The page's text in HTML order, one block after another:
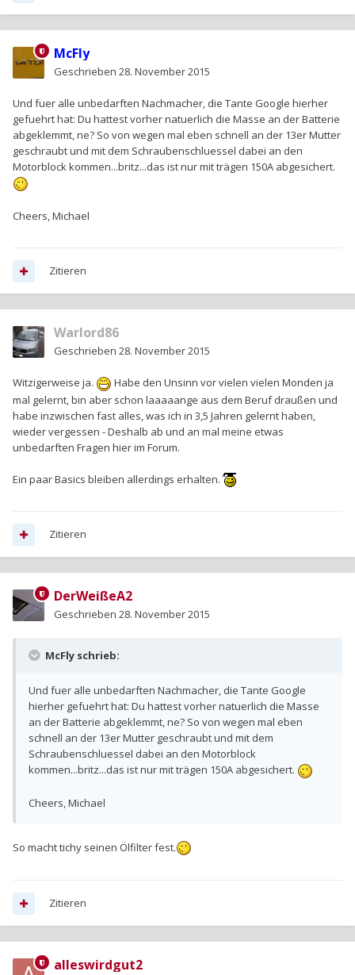
McFly
Geschrieben 28. November 2015
Und fuer alle unbedarften Nachmacher, die Tante Google hierher
gefuehrt hat: Du hattest vorher natuerlich die Masse an der Batterie
abgeklemmt, ne? So von wegen mal eben schnell an der 13er Mutter
geschraubt und mit dem Schraubenschluessel dabei an den
Motorblock kommen...britz...das ist nur mit trägen 150A abgesichert.
Cheers, Michael
Zitieren
Warlord86
Geschrieben 28. November 2015
Witzigerweise ja.
Habe den Unsinn vor vielen vielen Monden ja
mal gelernt, bin aber schon laaaaange aus dem Beruf draußen und
habe inzwischen fast alles, was ich in 3,5 Jahren gelernt haben,
wieder vergessen - Deshalb ab und an mal meine etwas
unbedarften Fragen hier im Forum.
Ein paar Basics bleiben allerdings erhalten.
Zitieren
DerWeißeA2
Geschrieben 28. November 2015
McFly schrieb:
Und fuer alle unbedarften Nachmacher, die Tante Google
hierher gefuehrt hat: Du hattest vorher natuerlich die Masse
an der Batterie abgeklemmt, ne? So von wegen mal eben
schnell an der 13er Mutter geschraubt und mit dem
Schraubenschluessel dabei an den Motorblock
kommen...britz...das ist nur mit trägen 150A abgesichert.
Cheers, Michael
So macht tichy seinen Ölfilter fest.
Zitieren
alleswirdgut2